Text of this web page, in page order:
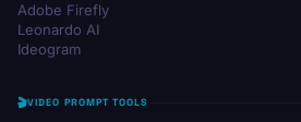
Adobe Firefly
Leonardo AI
Ideogram
VIDEO PROMPT TOOLS